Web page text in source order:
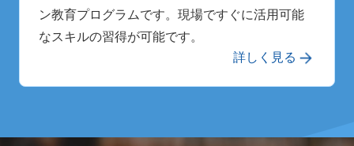
ン教育プログラムです。現場ですぐに活用可能
なスキルの習得が可能です。
詳しく見る